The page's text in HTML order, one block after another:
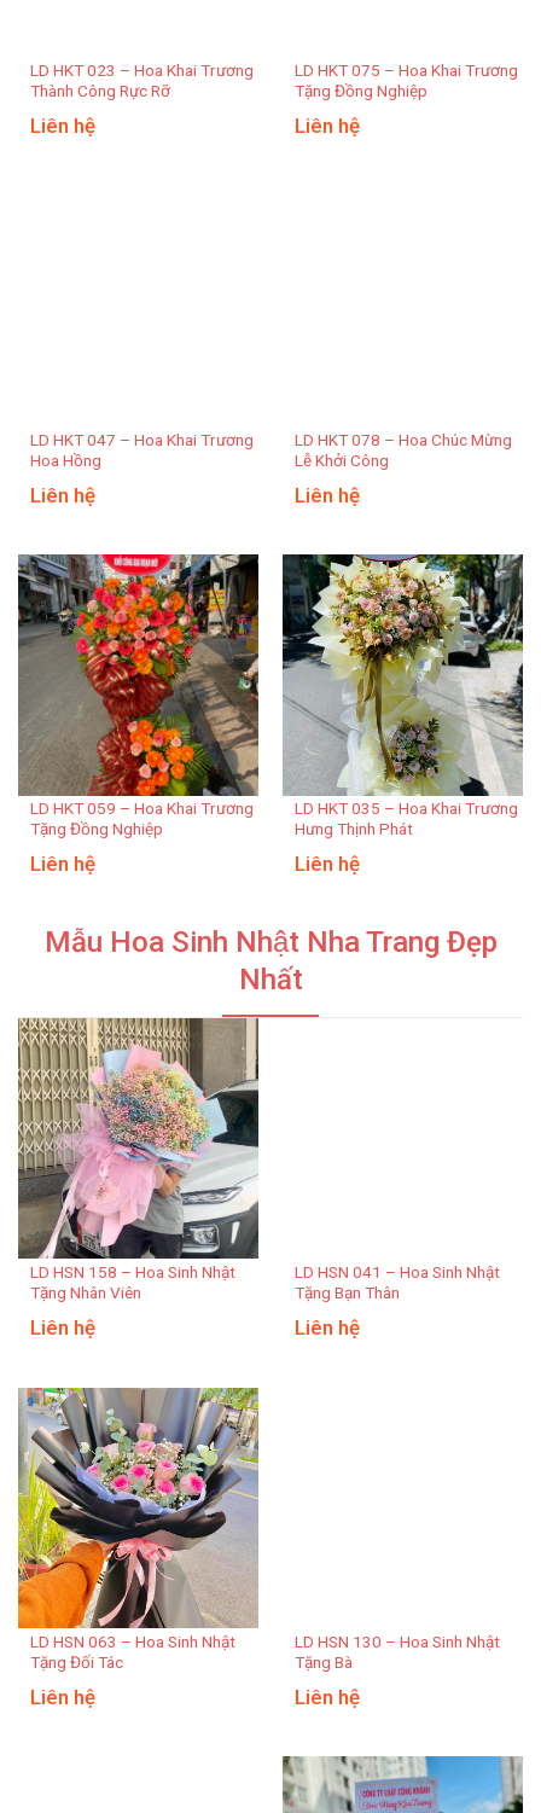
LD HKT 023 – Hoa Khai Trương
Thành Công Rực Rỡ
Liên hệ
LD HKT 075 – Hoa Khai Trương
Tặng Đồng Nghiệp
Liên hệ
LD HKT 047 – Hoa Khai Trương
Hoa Hồng
Liên hệ
LD HKT 078 – Hoa Chúc Mừng
Lễ Khởi Công
Liên hệ
LD HKT 059 – Hoa Khai Trương
Tặng Đồng Nghiệp
Liên hệ
LD HKT 035 – Hoa Khai Trương
Hưng Thịnh Phát
Liên hệ
Mẫu Hoa Sinh Nhật Nha Trang Đẹp
Nhất
LD HSN 158 – Hoa Sinh Nhật
Tặng Nhân Viên
Liên hệ
LD HSN 041 – Hoa Sinh Nhật
Tặng Bạn Thân
Liên hệ
LD HSN 063 – Hoa Sinh Nhật
Tặng Đối Tác
Liên hệ
LD HSN 130 – Hoa Sinh Nhật
Tặng Bà
Liên hệ